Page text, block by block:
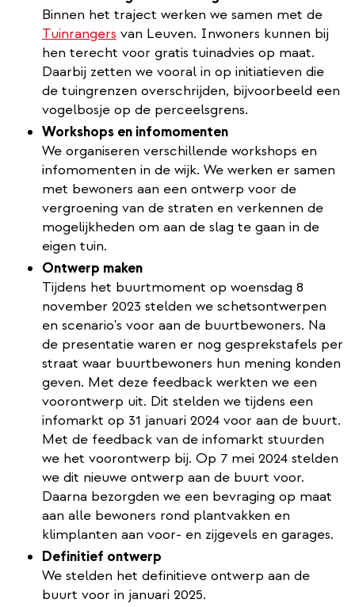
Binnen het traject werken we samen met de
Tuinrangers van Leuven. Inwoners kunnen bij
hen terecht voor gratis tuinadvies op maat.
Daarbij zetten we vooral in op initiatieven die
de tuingrenzen overschrijden, bijvoorbeeld een
vogelbosje op de perceelsgrens.
Workshops en infomomenten
We organiseren verschillende workshops en
infomomenten in de wijk. We werken er samen
met bewoners aan een ontwerp voor de
vergroening van de straten en verkennen de
mogelijkheden om aan de slag te gaan in de
eigen tuin.
Ontwerp maken
Tijdens het buurtmoment op woensdag 8
november 2023 stelden we schetsontwerpen
en scenario's voor aan de buurtbewoners. Na
de presentatie waren er nog gesprekstafels per
straat waar buurtbewoners hun mening konden
geven. Met deze feedback werkten we een
voorontwerp uit. Dit stelden we tijdens een
infomarkt op 31 januari 2024 voor aan de buurt.
Met de feedback van de infomarkt stuurden
we het voorontwerp bij. Op 7 mei 2024 stelden
we dit nieuwe ontwerp aan de buurt voor.
Daarna bezorgden we een bevraging op maat
aan alle bewoners rond plantvakken en
klimplanten aan voor- en zijgevels en garages.
Definitief ontwerp
We stelden het definitieve ontwerp aan de
buurt voor in januari 2025.